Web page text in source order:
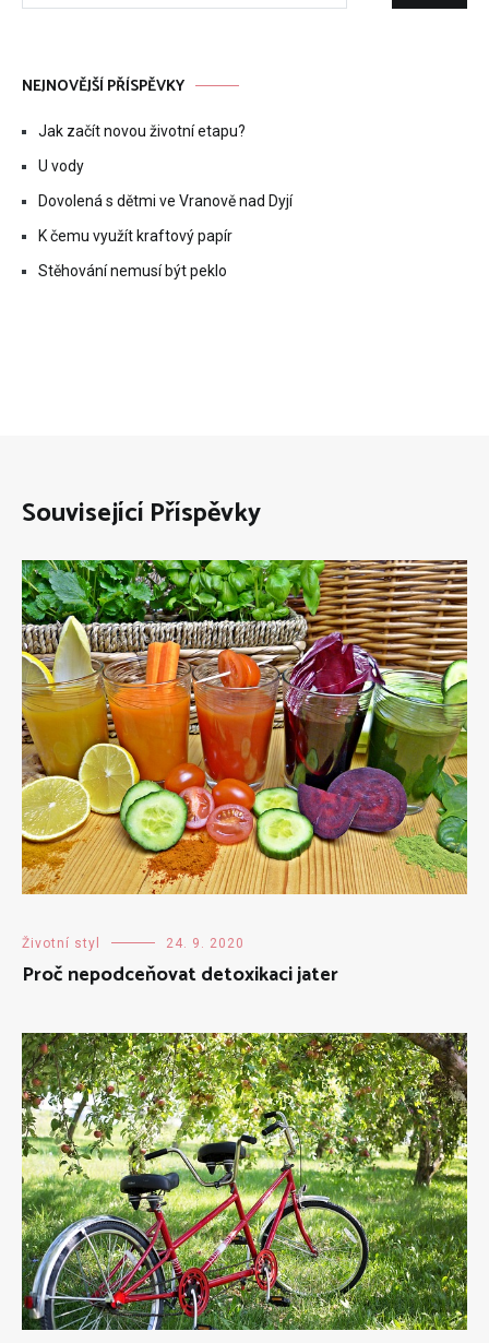
NEJNOVĚJŠÍ PŘÍSPĚVKY
Jak začít novou životní etapu?
U vody
Dovolená s dětmi ve Vranově nad Dyjí
K čemu využít kraftový papír
Stěhování nemusí být peklo
Související Příspěvky
Životní styl 24. 9. 2020
Proč nepodceňovat detoxikaci jater